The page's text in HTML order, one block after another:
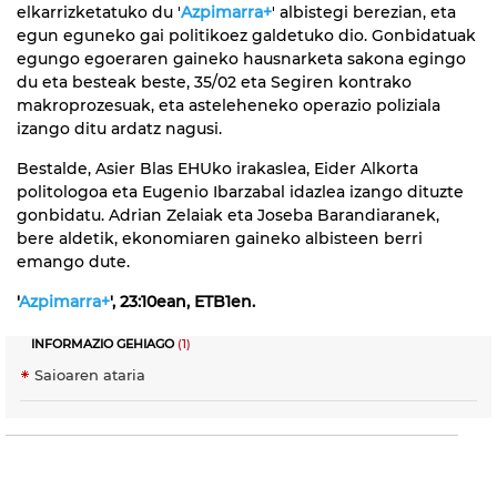
elkarrizketatuko du 'Azpimarra+' albistegi berezian, eta
egun eguneko gai politikoez galdetuko dio. Gonbidatuak
egungo egoeraren gaineko hausnarketa sakona egingo
du eta besteak beste, 35/02 eta Segiren kontrako
makroprozesuak, eta asteleheneko operazio poliziala
izango ditu ardatz nagusi.
Bestalde, Asier Blas EHUko irakaslea, Eider Alkorta
politologoa eta Eugenio Ibarzabal idazlea izango dituzte
gonbidatu. Adrian Zelaiak eta Joseba Barandiaranek,
bere aldetik, ekonomiaren gaineko albisteen berri
emango dute.
'Azpimarra+', 23:10ean, ETB1en.
INFORMAZIO GEHIAGO(1)
Saioaren ataria